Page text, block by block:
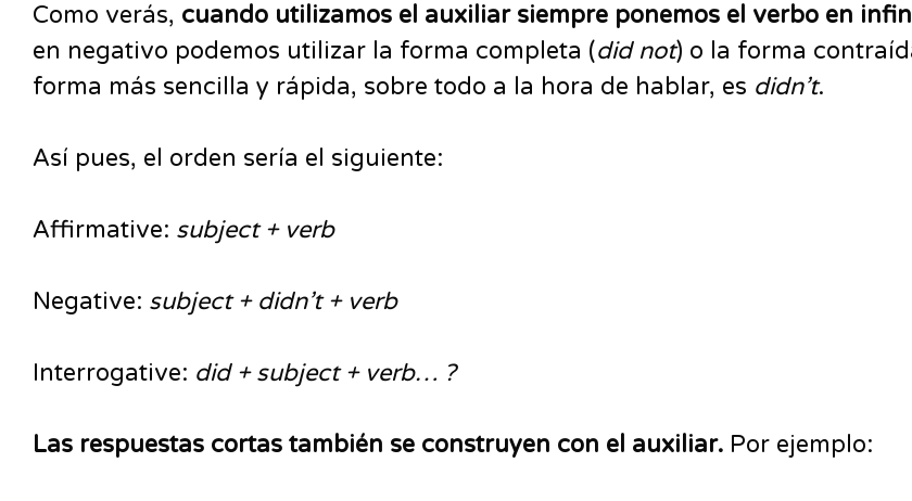
Como verás, cuando utilizamos el auxiliar siempre ponemos el verbo en
en negativo podemos utilizar la forma completa (did not) o la forma
forma más sencilla y rápida, sobre todo a la hora de hablar, es didn’t.
Así pues, el orden sería el siguiente:
Affirmative: subject + verb
Negative: subject + didn’t + verb
Interrogative: did + subject + verb… ?
Las respuestas cortas también se construyen con el auxiliar. Por ejemplo: